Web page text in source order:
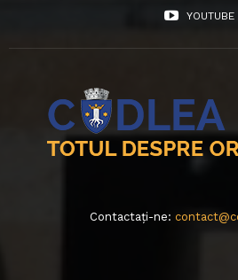
YOUTUBE
Contactați-ne: